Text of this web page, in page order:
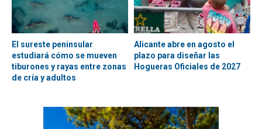
El sureste peninsular
estudiará cómo se mueven
tiburones y rayas entre zonas
de cría y adultos
Alicante abre en agosto el
plazo para diseñar las
Hogueras Oficiales de 2027